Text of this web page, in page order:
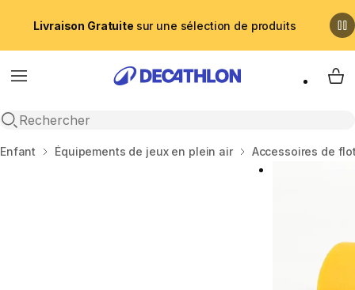
Livraison Gratuite sur une sélection de produits
Menu
Recherche ouverte
My
Accueil
Enfant Équipements de jeux en plein air Accessoires de